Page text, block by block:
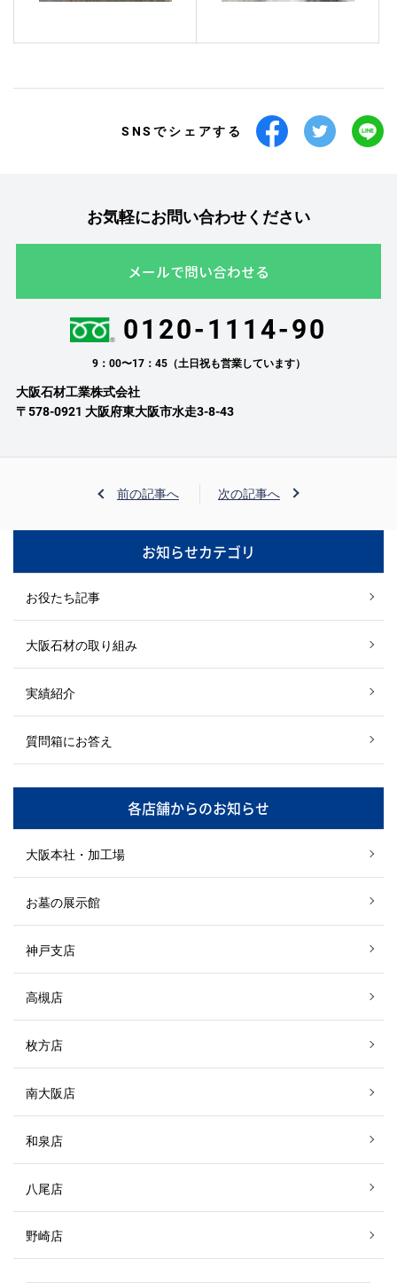
SNSでシェアする
お気軽にお問い合わせください
メールで問い合わせる
0120-1114-90
9：00〜17：45（土日祝も営業しています）
大阪石材工業株式会社
〒578-0921 大阪府東大阪市水走3-8-43
前の記事へ 次の記事へ
お知らせカテゴリ
お役たち記事
大阪石材の取り組み
実績紹介
質問箱にお答え
各店舗からのお知らせ
大阪本社・加工場
お墓の展示館
神戸支店
高槻店
枚方店
南大阪店
和泉店
八尾店
野崎店